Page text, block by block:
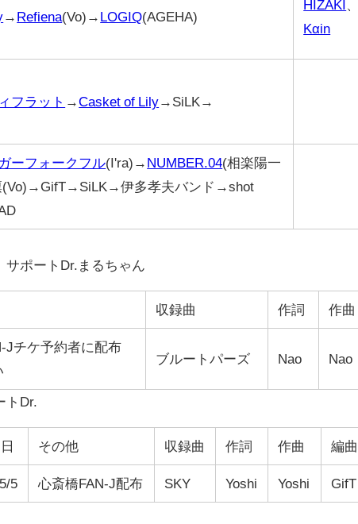
→ Refiena(Vo)→ LOGIQ(AGEHA)
HIZAKI
Kαin
フラット →Casket of Lily→SiLK→
ーフォークフル(I'ra)→ NUMBER.04(相楽陽一
伊多孝夫バンド→shot
ポートDr.まるちゃん
収録曲 作詞 作曲
Jチケ予約者に配布
ブルートパーズ Nao Nao
トDr.
その他 収録曲 作詞 作曲 編曲
5 心斎橋FAN-J配布 SKY Yoshi Yoshi GifT